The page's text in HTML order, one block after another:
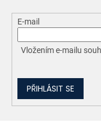
E-mail
Vložením e-mailu
PŘIHLÁSIT SE